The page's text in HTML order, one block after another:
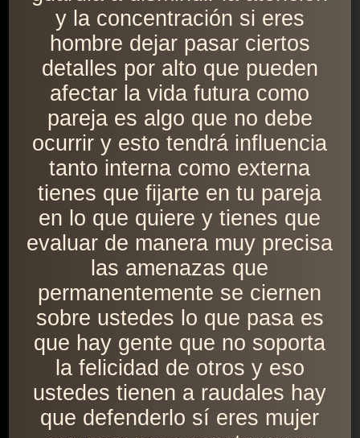
y la concentración si eres
hombre dejar pasar ciertos
detalles por alto que pueden
afectar la vida futura como
pareja es algo que no debe
ocurrir y esto tendrá influencia
tanto interna como externa
tienes que fijarte en tu pareja
en lo que quiere y tienes que
evaluar de manera muy precisa
las amenazas que
permanentemente se ciernen
sobre ustedes lo que pasa es
que hay gente que no soporta
la felicidad de otros y eso
ustedes tienen a raudales hay
que defenderlo sí eres mujer